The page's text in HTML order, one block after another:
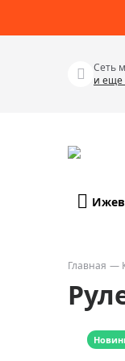
Сеть
и еще
Телескопы
Бинокли
Лупы
Главная